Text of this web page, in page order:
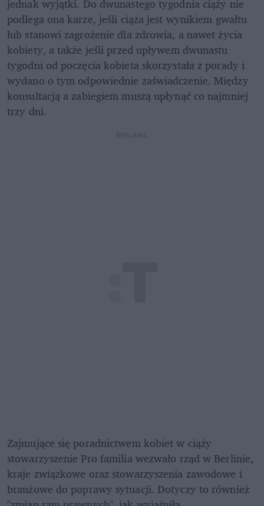
podlega ona karze, jeśli ciąża jest wynikiem gwałtu
lub stanowi zagrożenie dla zdrowia, a nawet życia
kobiety, a także jeśli przed upływem dwunastu
tygodni od poczęcia kobieta skorzystała z porady i
wydano o tym odpowiednie zaświadczenie. Między
konsultacją a zabiegiem muszą upłynąć co najmniej
trzy dni.
REKLAMA
Zajmujące się poradnictwem kobiet w ciąży
stowarzyszenie Pro familia wezwało rząd w Berlinie,
kraje związkowe oraz stowarzyszenia zawodowe i
branżowe do poprawy sytuacji. Dotyczy to również